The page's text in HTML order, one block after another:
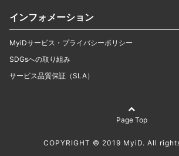
インフォメーション
MyiDサービス・プライバシーポリシー
SDGsへの取り組み
サービス品質保証（SLA）
Page Top
COPYRIGHT © 2019 MyiD. All